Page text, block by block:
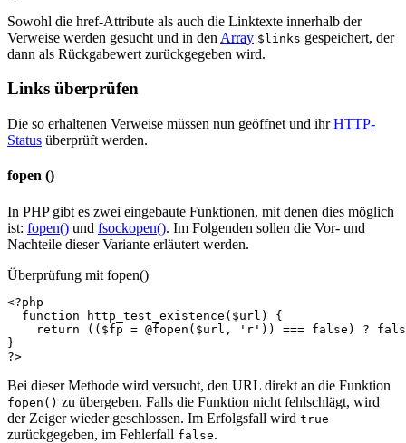
Sowohl die href-Attribute als auch die Linktexte innerhalb der
Verweise werden gesucht und in den Array $links gespeichert, der
dann als Rückgabewert zurückgegeben wird.
Links überprüfen
Die so erhaltenen Verweise müssen nun geöffnet und ihrHTTP-
Status überprüft werden.
fopen ()
In PHP gibt es zwei eingebaute Funktionen, mit denen dies möglich
ist: fopen() und fsockopen(). Im Folgenden sollen die Vor- und
Nachteile dieser Variante erläutert werden.
Überprüfung mit fopen()
<?php
function
http_test_existence ( $url )
{
return
(( $fp = @fopen ( $url , 'r' )) === false ) ?
}
?>
Bei dieser Methode wird versucht, den URL direkt an die Funktion
fopen() zu übergeben. Falls die Funktion nicht fehlschlägt, wird
der Zeiger wieder geschlossen. Im Erfolgsfall wird true
zurückgegeben, im Fehlerfall false.